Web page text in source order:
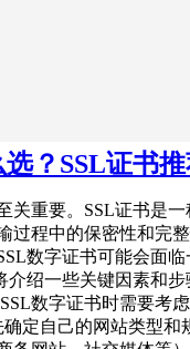
？SSL证书
关重要。SSL证书是
过程中的保密性和完
数字证书可能会面
介绍一些关键因素和
数字证书时需要考
定自己的网站类型和